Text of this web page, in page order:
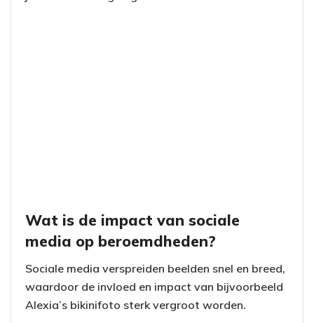
Wat is de impact van sociale
media op beroemdheden?
Sociale media verspreiden beelden snel en breed,
waardoor de invloed en impact van bijvoorbeeld
Alexia’s bikinifoto sterk vergroot worden.